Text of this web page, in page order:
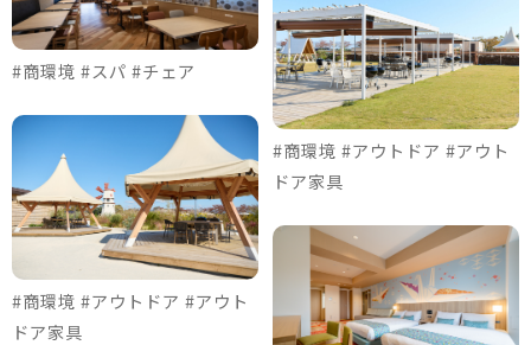
#商環境 #スパ #チェア
#商環境 #アウトドア #アウト
ドア家具
#商環境 #アウトドア #アウト
ドア家具